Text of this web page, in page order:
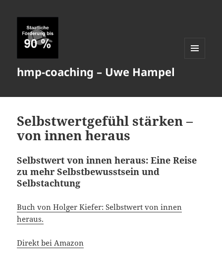
hmp-coaching – Uwe Hampel
Selbstwertgefühl stärken –
von innen heraus
Selbstwert von innen heraus: Eine Reise
zu mehr Selbstbewusstsein und
Selbstachtung
Buch von Holger Kiefer: Selbstwert von innen
heraus.
Direkt bei Amazon